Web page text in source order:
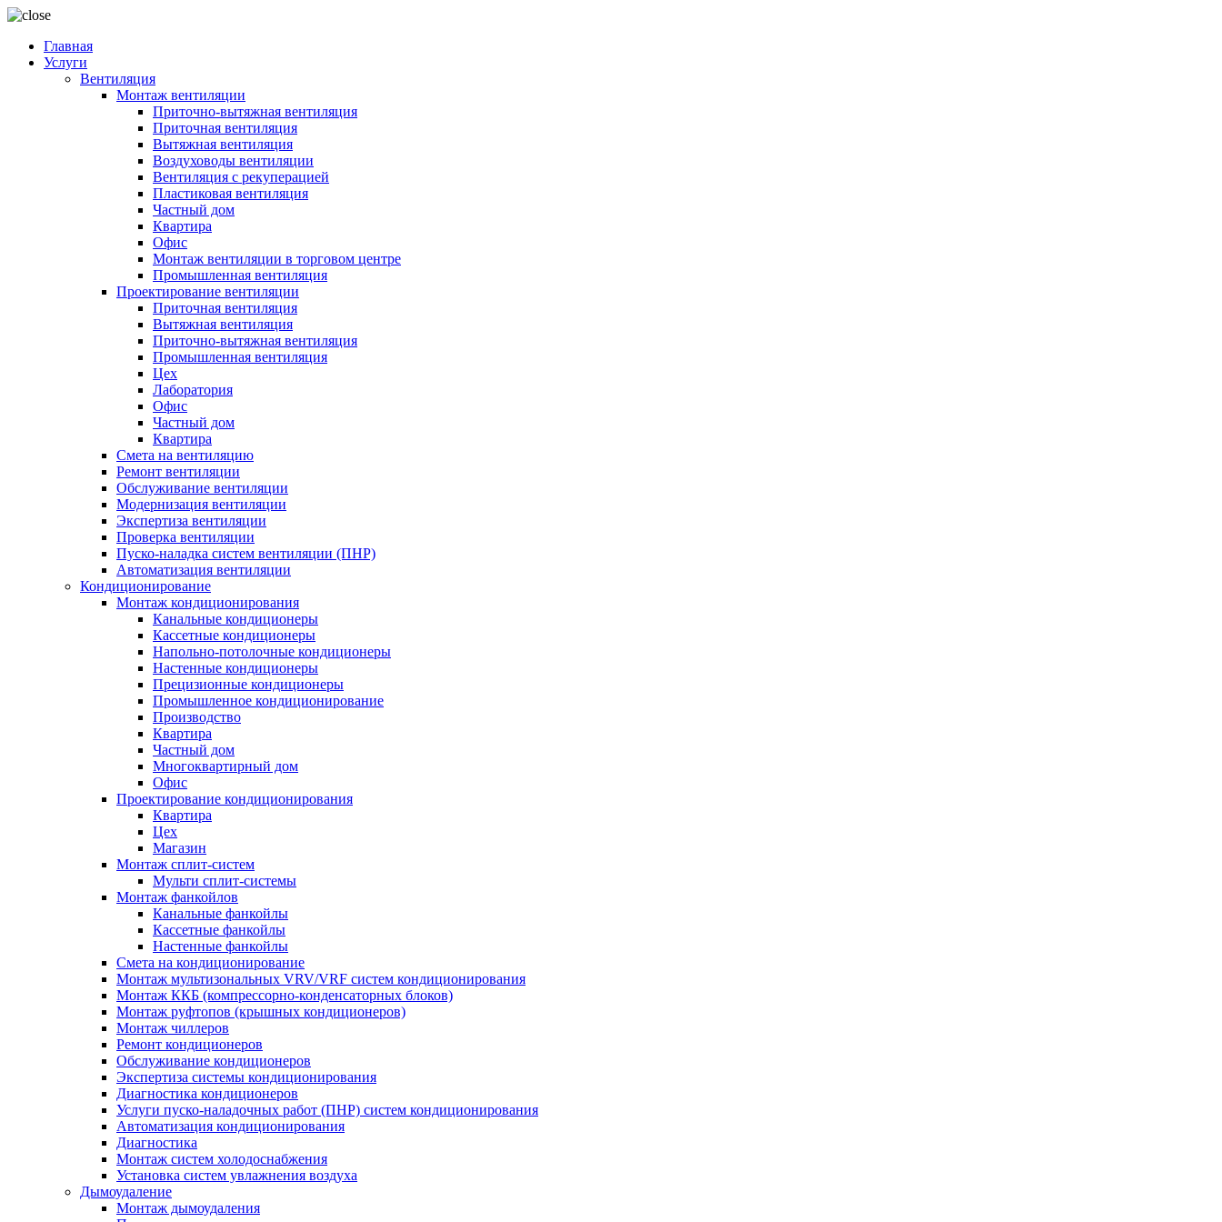
Главная
Услуги
Вентиляция
Монтаж вентиляции
Приточно-вытяжная вентиляция
Приточная вентиляция
Вытяжная вентиляция
Воздуховоды вентиляции
Вентиляция с рекуперацией
Пластиковая вентиляция
Частный дом
Квартира
Офис
Монтаж вентиляции в торговом центре
Промышленная вентиляция
Проектирование вентиляции
Приточная вентиляция
Вытяжная вентиляция
Приточно-вытяжная вентиляция
Промышленная вентиляция
Цех
Лаборатория
Офис
Частный дом
Квартира
Смета на вентиляцию
Ремонт вентиляции
Обслуживание вентиляции
Модернизация вентиляции
Экспертиза вентиляции
Проверка вентиляции
Пуско-наладка систем вентиляции (ПНР)
Автоматизация вентиляции
Кондиционирование
Монтаж кондиционирования
Канальные кондиционеры
Кассетные кондиционеры
Напольно-потолочные кондиционеры
Настенные кондиционеры
Прецизионные кондиционеры
Промышленное кондиционирование
Производство
Квартира
Частный дом
Многоквартирный дом
Офис
Проектирование кондиционирования
Квартира
Цех
Магазин
Монтаж сплит-систем
Мульти сплит-системы
Монтаж фанкойлов
Канальные фанкойлы
Кассетные фанкойлы
Настенные фанкойлы
Смета на кондиционирование
Монтаж мультизональных VRV/VRF систем кондиционирования
Монтаж ККБ (компрессорно-конденсаторных блоков)
Монтаж руфтопов (крышных кондиционеров)
Монтаж чиллеров
Ремонт кондиционеров
Обслуживание кондиционеров
Экспертиза системы кондиционирования
Диагностика кондиционеров
Услуги пуско-наладочных работ (ПНР) систем кондиционирования
Автоматизация кондиционирования
Диагностика
Монтаж систем холодоснабжения
Установка систем увлажнения воздуха
Дымоудаление
Монтаж дымоудаления